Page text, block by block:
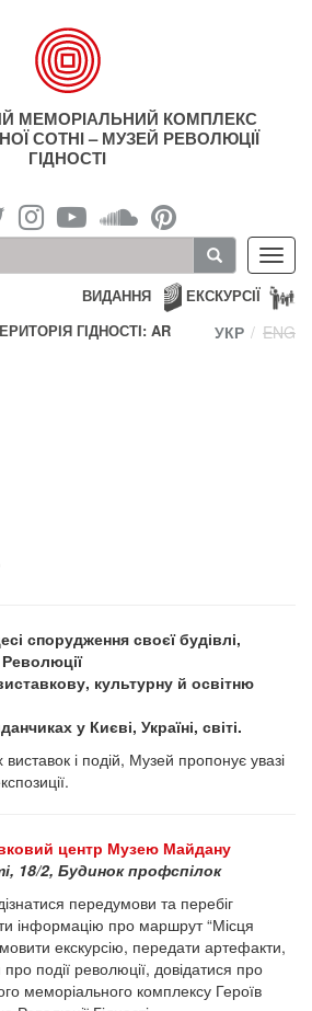
МЕМОРІАЛЬНИЙ КОМПЛЕКС
СОТНІ – МУЗЕЙ РЕВОЛЮЦІЇ
ГІДНОСТІ
ЕКСКУРСІЇ
ВИДАННЯ
ГІДНОСТІ: AR
УКР ENG
спорудження своєї будівлі,
культурну й освітню
у Києві, Україні, світі.
і подій, Музей пропонує увазі
центр Музею Майдану
18/2, Будинок профспілок
передумови та перебіг
інформацію про маршрут “Місця
екскурсію, передати артефакти,
події революції, довідатися про
меморіального комплексу Героїв